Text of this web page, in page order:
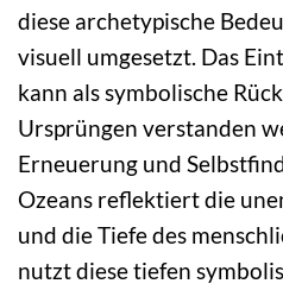
diese archetypische
visuell umgesetzt. Das
kann als symbolische
Ursprüngen verstanden
Erneuerung und
Ozeans reflektiert die
und die Tiefe des
nutzt diese tiefen